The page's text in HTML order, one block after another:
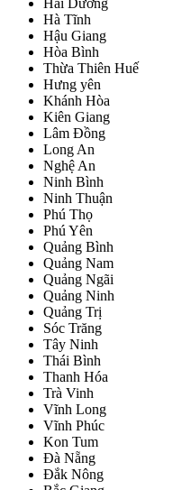
Hải Dương
Hà Tĩnh
Hậu Giang
Hòa Bình
Thừa Thiên Huế
Hưng yên
Khánh Hòa
Kiên Giang
Lâm Đồng
Long An
Nghệ An
Ninh Bình
Ninh Thuận
Phú Thọ
Phú Yên
Quảng Bình
Quảng Nam
Quảng Ngãi
Quảng Ninh
Quảng Trị
Sóc Trăng
Tây Ninh
Thái Bình
Thanh Hóa
Trà Vinh
Vĩnh Long
Vĩnh Phúc
Kon Tum
Đà Nẵng
Đắk Nông